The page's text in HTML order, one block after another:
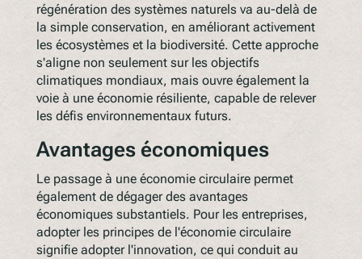
régénération des systèmes naturels va au-delà de
la simple conservation, en améliorant activement
les écosystèmes et la biodiversité. Cette approche
s'aligne non seulement sur les objectifs
climatiques mondiaux, mais ouvre également la
voie à une économie résiliente, capable de relever
les défis environnementaux futurs.
Avantages économiques
Le passage à une économie circulaire permet
également de dégager des avantages
économiques substantiels. Pour les entreprises,
adopter les principes de l'économie circulaire
signifie adopter l'innovation, ce qui conduit au